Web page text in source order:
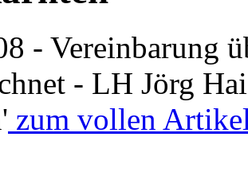
- Vereinbarung
- LH Jörg
zum vollen